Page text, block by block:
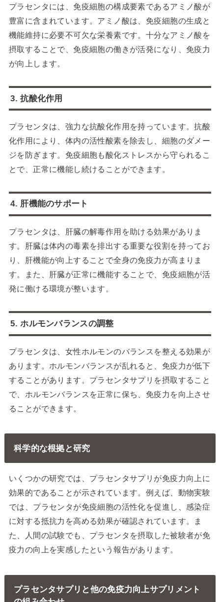
プラセンタには、免疫細胞の構成要素であるアミノ酸が
豊富に含まれています。アミノ酸は、免疫細胞の生成と
機能維持に必要不可欠な栄養素です。十分なアミノ酸を
摂取することで、免疫細胞の働きが活発になり、免疫力
が向上します。
3. 抗酸化作用
プラセンタは、強力な抗酸化作用を持っています。抗酸
化作用により、体内の活性酸素を除去し、細胞のダメー
ジを防ぎます。免疫細胞も酸化ストレスから守られるこ
とで、正常に機能し続けることができます。
4. 肝機能のサポート
プラセンタは、肝臓の解毒作用を助ける効果がありま
す。肝臓は体内の毒素を排出する重要な役割を持ってお
り、肝機能が向上することで全身の免疫力が高まりま
す。また、肝臓が正常に機能することで、免疫細胞が活
発に働ける環境が整います。
5. ホルモンバランスの調整
プラセンタは、女性ホルモンのバランスを整える効果が
あります。ホルモンバランスが乱れると、免疫力が低下
することがあります。プラセンタサプリを摂取すること
で、ホルモンバランスを正常に保ち、免疫力を向上させ
ることができます。
科学的な根拠と研究
いくつかの研究では、プラセンタサプリが免疫力向上に
効果的であることが示されています。例えば、動物実験
では、プラセンタが免疫細胞の活性化を促進し、感染症
に対する抵抗力を高める効果が確認されています。ま
た、人間の試験でも、プラセンタを摂取した被験者が免
疫力の向上を実感したという報告があります。
プラセンタサプリと他の免疫力向上サプリメント